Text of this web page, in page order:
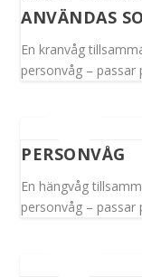
ANVÄNDAS
En kranvåg
personvåg – passar
PERSONVÅG
En hängvåg
personvåg –